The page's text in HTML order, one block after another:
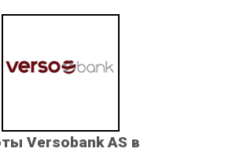
Versobank AS в